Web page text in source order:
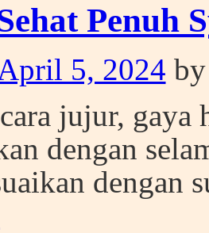
Penuh
5, 2024 by
jujur, gaya
dengan
dengan